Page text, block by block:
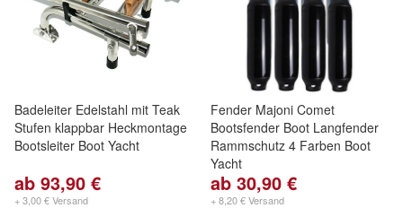
Badeleiter Edelstahl mit Teak
Stufen klappbar Heckmontage
Bootsleiter Boot Yacht
ab 93,90 €
+ 3,00 € Versand
Fender Majoni Comet
Bootsfender Boot Langfender
Rammschutz 4 Farben Boot
Yacht
ab 30,90 €
+ 8,20 € Versand